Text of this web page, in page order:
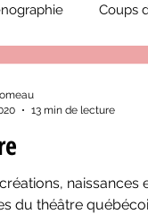
Coups
BORD!»
naissances
du théâtre
13 min de lecture